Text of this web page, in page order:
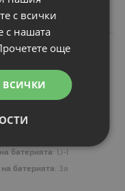
за лаптоп
: 4400 mAh
: 6
батерията: Li-Ion
батерията: Заместител
с всички
с нашата
още
ВСИЧКИ